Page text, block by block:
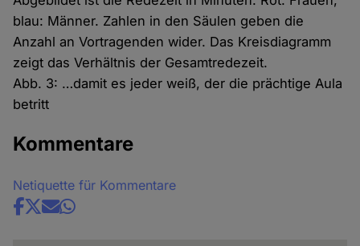
blau: Männer. Zahlen in den Säulen geben die
Anzahl an Vortragenden wider. Das Kreisdiagramm
zeigt das Verhältnis der Gesamtredezeit.
Abb. 3: …damit es jeder weiß, der die prächtige Aula
betritt
Kommentare
Netiquette für Kommentare
Share